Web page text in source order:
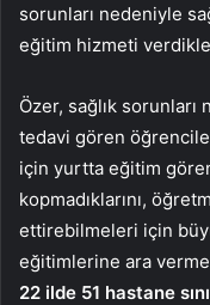
sorunları nedeniyle
eğitim hizmeti
Özer, sağlık
tedavi gören
için yurtta eğitim
kopmadıklarını,
ettirebilmeleri için
eğitimlerine ara
22 ilde 51 hastane